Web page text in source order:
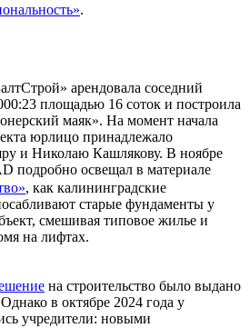
.
арендовала соседний
площадью 16 соток и построила
маяк». На момент начала
юрлицо принадлежало
и Николаю Кашлякову. В ноябре
подробно освещал в материале
, как калининградские
старые фундаменты у
смешивая типовое жилье и
на лифтах.
на строительство было выдано
в октябре 2024 года у
учредители: новыми